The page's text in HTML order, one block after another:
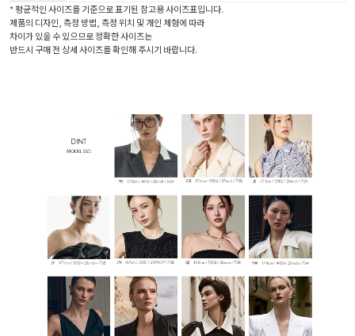
* 평균적인 사이즈를 기준으로 표기된 참고용 사이즈표입니다.
제품의 디자인, 측정 방법, 측정 위치 및 개인 체형에 따라
차이가 있을 수 있으므로 정확한 사이즈는
반드시 구매 전 상세 사이즈를 확인해 주시기 바랍니다.